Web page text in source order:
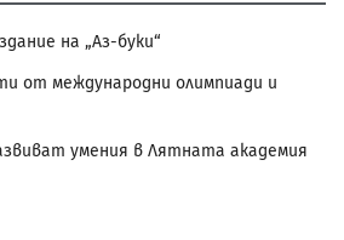
на „Аз-буки“
от международни олимпиади и
умения в Лятната академия